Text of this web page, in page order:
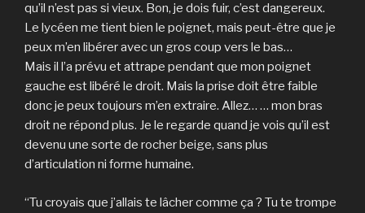
qu’il n’est pas si vieux. Bon, je dois fuir, c’est dangereux.
Le lycéen me tient bien le poignet, mais peut-être que je
peux m’en libérer avec un gros coup vers le bas…
Mais il l’a prévu et attrape pendant que mon poignet
gauche est libéré le droit. Mais la prise doit être faible
donc je peux toujours m’en extraire. Allez… … mon bras
droit ne répond plus. Je le regarde quand je vois qu’il est
devenu une sorte de rocher beige, sans plus
d’articulation ni forme humaine.
“Tu croyais que j’allais te lâcher comme ça ? Tu te trompe